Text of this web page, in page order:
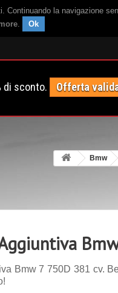
la navigazione
. Ok
di sconto. Offerta
Bmw
Bmw 7 750D 381 cv.